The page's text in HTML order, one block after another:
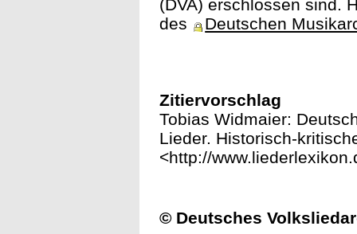
(DVA) erschlossen sind.
des
Deutschen
Zitiervorschlag
Tobias Widmaier:
Lieder. Historisch-
<http://
© Deutsches